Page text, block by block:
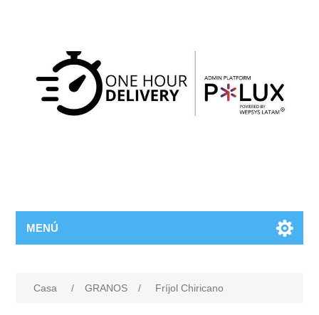
MENÚ
Casa / GRANOS / Fríjol Chiricano